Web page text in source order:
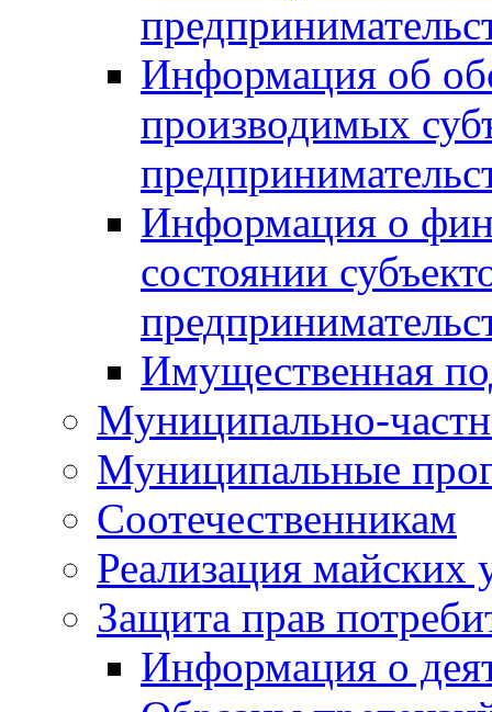
Информация об
производимых
Информация о
состоянии
Имущественная
Муниципально-
Муниципальные
Соотечественникам
Реализация майских
Защита прав
Информация о